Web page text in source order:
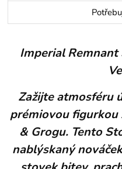
Imperial
Zažijte atmosféru
prémiovou figurkou
& Grogu. Tento
nablýskaný